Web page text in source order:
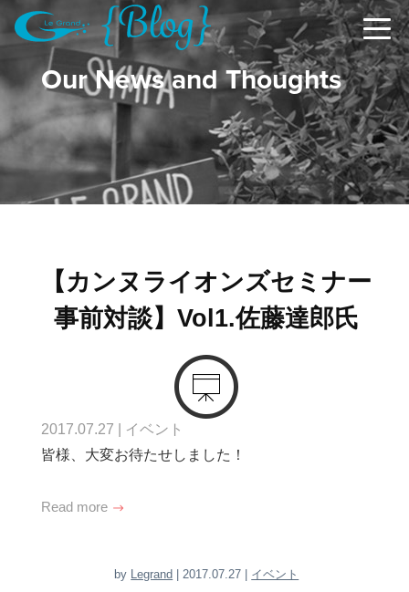
Our News and Thoughts
【カンヌライオンズセミナー
事前対談】Vol1.佐藤達郎氏
2017.07.27
イベント
皆様、大変お待たせしました！
Read more
by Legrand | 2017.07.27 | イベント